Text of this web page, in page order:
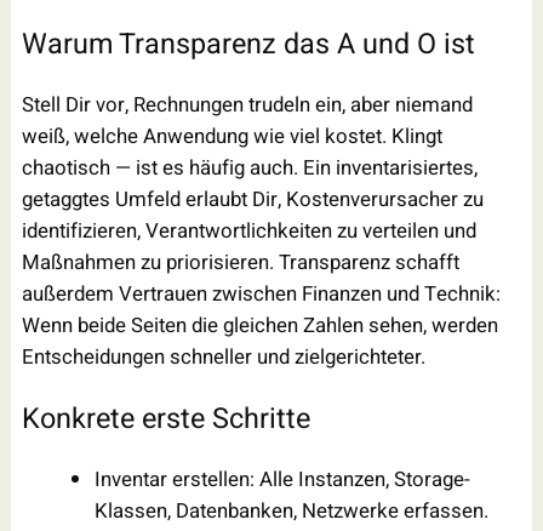
Warum Transparenz das A und O ist
Stell Dir vor, Rechnungen trudeln ein, aber niemand
weiß, welche Anwendung wie viel kostet. Klingt
chaotisch — ist es häufig auch. Ein inventarisiertes,
getaggtes Umfeld erlaubt Dir, Kostenverursacher zu
identifizieren, Verantwortlichkeiten zu verteilen und
Maßnahmen zu priorisieren. Transparenz schafft
außerdem Vertrauen zwischen Finanzen und Technik:
Wenn beide Seiten die gleichen Zahlen sehen, werden
Entscheidungen schneller und zielgerichteter.
Konkrete erste Schritte
Inventar erstellen: Alle Instanzen, Storage-
Klassen, Datenbanken, Netzwerke erfassen.